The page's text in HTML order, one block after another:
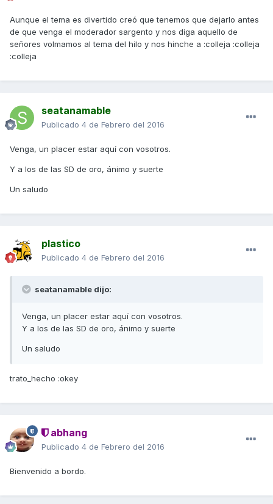
Aunque el tema es divertido creó que tenemos que dejarlo antes
de que venga el moderador sargento y nos diga aquello de
señores volmamos al tema del hilo y nos hinche a :colleja :colleja
:colleja
seatanamable
Publicado 4 de Febrero del 2016
Venga, un placer estar aquí con vosotros.
Y a los de las SD de oro, ánimo y suerte
Un saludo
plastico
Publicado 4 de Febrero del 2016
seatanamable dijo:
Venga, un placer estar aquí con vosotros.
Y a los de las SD de oro, ánimo y suerte
Un saludo
trato_hecho :okey
abhang
Publicado 4 de Febrero del 2016
Bienvenido a bordo.